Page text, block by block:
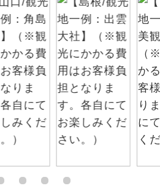
泊ホテルに大浴場が付いています。
のお食事が付いていますので、お食
心配はいりません。（機内食を除
屋にてゆっくりとお召し上がりいた
ます。
の音を気にせず、ガイドさんの説明
っくり聞くことができます。
様から出発可能な個人型プランで
なりますので、コールセ
ーでのお申し込みはでき